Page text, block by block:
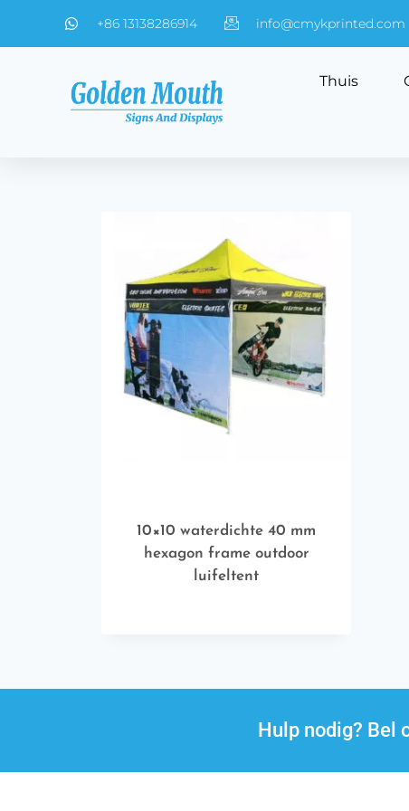
+86 13138286914 info@cmykprinted.com
Thuis
10×10 waterdichte 40 mm
hexagon frame outdoor
luifeltent
Hulp nodig?